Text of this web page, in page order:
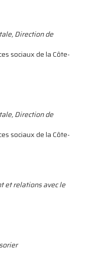
Direction de
sociaux de la Côte-
Direction de
sociaux de la Côte-
et relations avec le